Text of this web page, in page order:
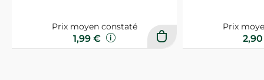
Prix moyen constaté
1,99 €
Prix